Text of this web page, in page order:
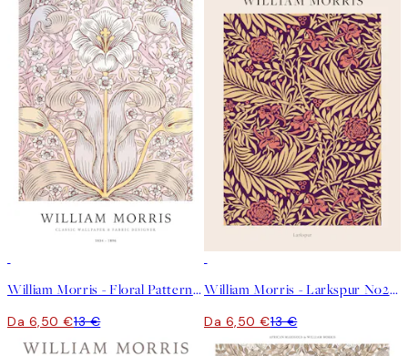
William Morris - Floral Pattern Poster
Da 6,50 €13 €
William Morris - Larkspur No2 Poster
Da 6,50 €13 €